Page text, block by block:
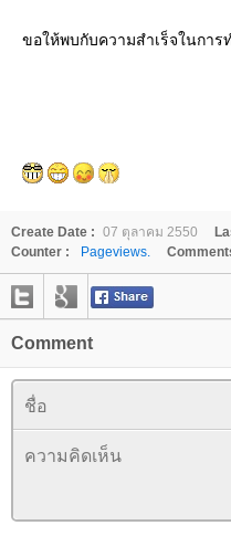
ขอให้พบกับความสำเร็จในกา
Create Date : 07 ตุลาคม 2550
Counter :
Pageviews.
Comment